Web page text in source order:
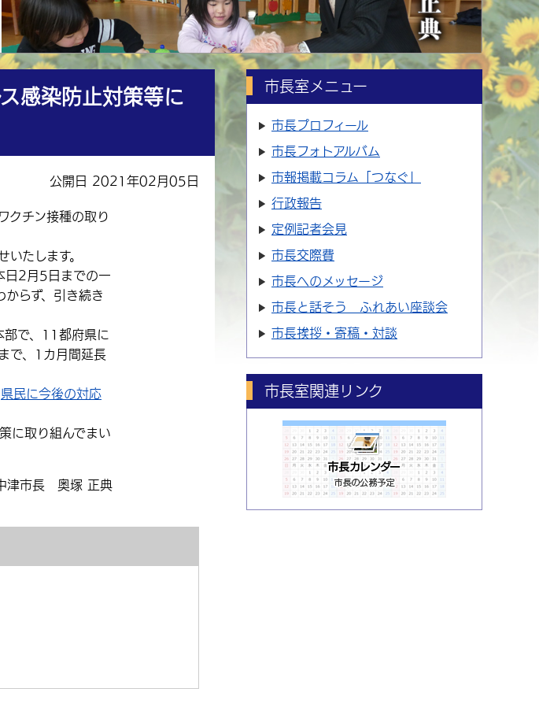
感染防止対策等に
公開日 2021年02月05日
クチン接種の取り
たします。
日2月5日までの一
らず、引き続き
部で、11都府県に
で、1カ月間延長
県民に今後の対応
に取り組んでまい
津市長 奥塚 正典
市長室メニュー
市長プロフィール
市長フォトアルバム
市報掲載コラム「つなぐ」
行政報告
定例記者会見
市長交際費
市長へのメッセージ
市長と話そう ふれあい座談会
市長挨拶・寄稿・対談
市長室関連リンク